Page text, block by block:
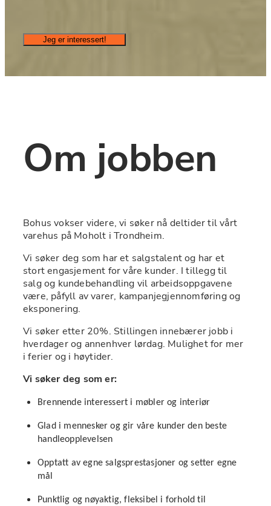
Jeg er interessert!
Om jobben
Bohus vokser videre, vi søker nå﻿ deltider til vårt
varehus på Moholt i Trondheim.
Vi søker deg som har et salgstalent og har et
stort engasjement for våre kunder. I tillegg til
salg og kundebehandling vil arbeidsoppgavene
være, påfyll av varer, kampanjegjennomføring og
eksponering.
Vi søker etter 20%. Stillingen innebærer jobb i
hverdager og annenhver lørdag. Mulighet for mer
i ferier og i høytider.
Vi søker deg som er:
Brennende interessert i møbler og interiør
Glad i mennesker og gir våre kunder den beste
handleopplevelsen
Opptatt av egne salgsprestasjoner og setter egne
mål
Punktlig og nøyaktig, fleksibel i forhold til